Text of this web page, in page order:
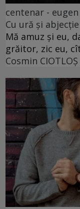
centenar -
Cu ură și abjecție
Mă amuz și eu,
grăitor, zic eu,
Cosmin CIOTLOŞ